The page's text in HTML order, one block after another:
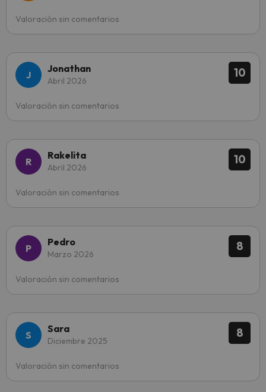
Valoración sin comentarios
10
Jonathan
Abril 2026
Valoración sin comentarios
10
Rakelita
Abril 2026
Valoración sin comentarios
8
Pedro
Marzo 2026
Valoración sin comentarios
8
Sara
Diciembre 2025
Valoración sin comentarios